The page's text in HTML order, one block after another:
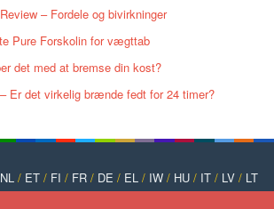
– Fordele og bivirkninger
Pure Forskolin for vægttab
det med at bremse din kost?
Er det virkelig brænde fedt for 24 timer?
NL/ ET/ FI / FR/ DE / EL/ IW/ HU/ IT/ LV/ LT
/RO/RU/SK/SL/ES/SV/TR/UK